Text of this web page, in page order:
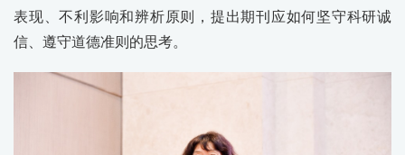
表现、不利影响和辨析原则，提出期刊应如何坚守科研诚
信、遵守道德准则的思考。